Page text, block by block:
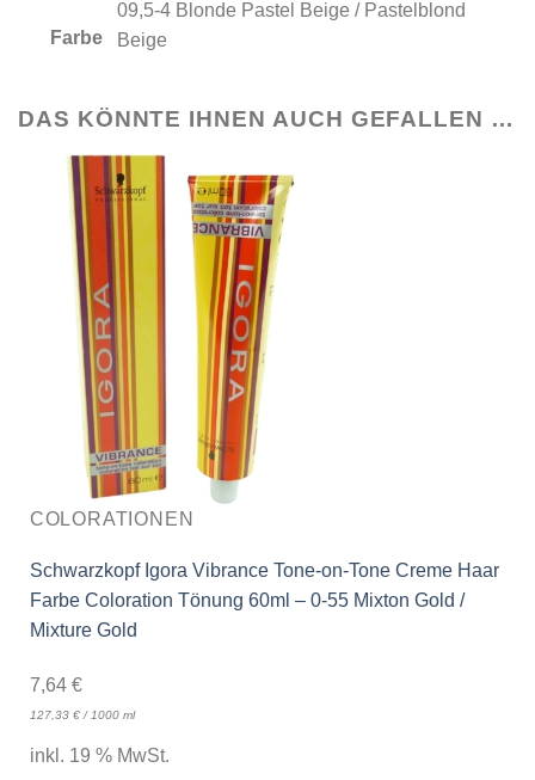
Farbe
09,5-4 Blonde Pastel Beige / Pastelblond
Beige
DAS KÖNNTE IHNEN AUCH GEFALLEN …
COLORATIONEN
Schwarzkopf Igora Vibrance Tone-on-Tone Creme Haar
Farbe Coloration Tönung 60ml – 0-55 Mixton Gold /
Mixture Gold
7,64 €
127,33 €/ 1000 ml
inkl. 19 % MwSt.